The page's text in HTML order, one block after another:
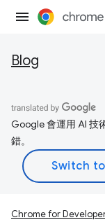
Blog
Google 會運用 AI 技
錯。
Chrome for